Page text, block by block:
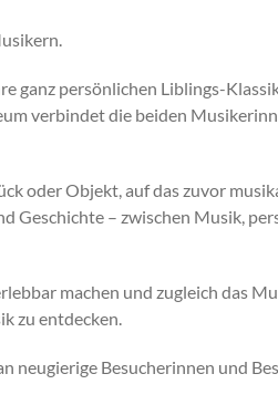
persönlichen Liblings-
verbindet die beiden
oder Objekt, auf das zuvor
Geschichte – zwischen Musik,
machen und zugleich das
zu entdecken.
Besucherinnen und